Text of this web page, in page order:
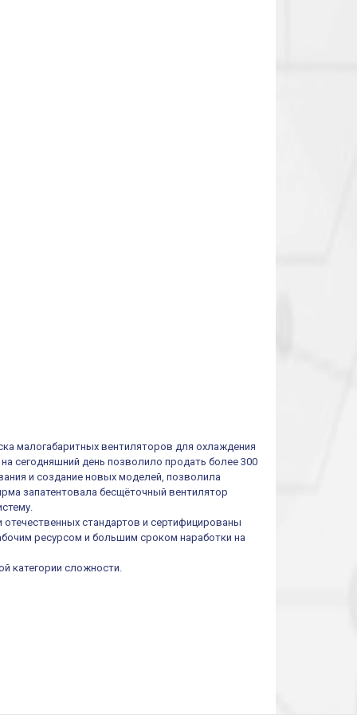
малогабаритных вентиляторов для охлаждения
сегодняшний день позволило продать более 300
и создание новых моделей, позволила
запатентовала бесщёточный вентилятор
стандартов и сертифицированы
ресурсом и большим сроком наработки на
категории сложности.